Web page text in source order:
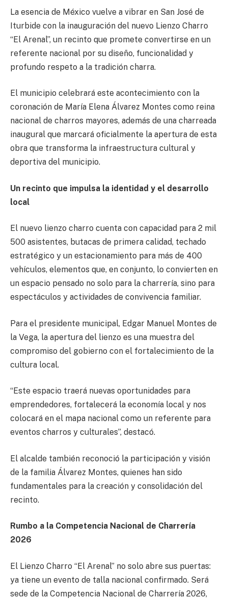
La esencia de México vuelve a vibrar en San José de
Iturbide con la inauguración del nuevo Lienzo Charro
“El Arenal”, un recinto que promete convertirse en un
referente nacional por su diseño, funcionalidad y
profundo respeto a la tradición charra.
El municipio celebrará este acontecimiento con la
coronación de María Elena Álvarez Montes como reina
nacional de charros mayores, además de una charreada
inaugural que marcará oficialmente la apertura de esta
obra que transforma la infraestructura cultural y
deportiva del municipio.
Un recinto que impulsa la identidad y el desarrollo
local
El nuevo lienzo charro cuenta con capacidad para 2 mil
500 asistentes, butacas de primera calidad, techado
estratégico y un estacionamiento para más de 400
vehículos, elementos que, en conjunto, lo convierten en
un espacio pensado no solo para la charrería, sino para
espectáculos y actividades de convivencia familiar.
Para el presidente municipal, Edgar Manuel Montes de
la Vega, la apertura del lienzo es una muestra del
compromiso del gobierno con el fortalecimiento de la
cultura local.
“Este espacio traerá nuevas oportunidades para
emprendedores, fortalecerá la economía local y nos
colocará en el mapa nacional como un referente para
eventos charros y culturales”, destacó.
El alcalde también reconoció la participación y visión
de la familia Álvarez Montes, quienes han sido
fundamentales para la creación y consolidación del
recinto.
Rumbo a la Competencia Nacional de Charrería
2026
El Lienzo Charro “El Arenal” no solo abre sus puertas:
ya tiene un evento de talla nacional confirmado. Será
sede de la Competencia Nacional de Charrería 2026,